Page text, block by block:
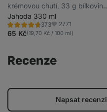
krémovou chutí, 33 g bílkovin
na porci, s nízkým obsahem
laktózy
Jahoda 330 ml
373
Hodnocení
4.6/5,
373
Oblíbené
2771
65 Kč(19,70 Kč / 100 ml)
Recenze
Napsat recenzi